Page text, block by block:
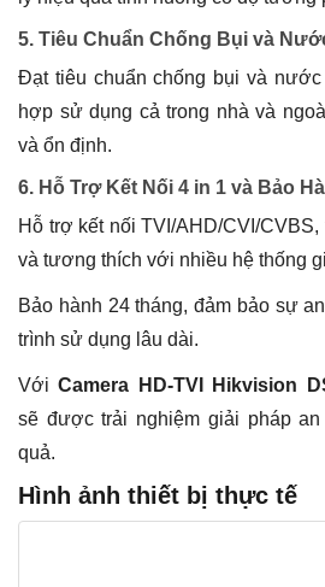
5. Tiêu Chuẩn Chống Bụi và
Đạt tiêu chuẩn chống bụi và nước
hợp sử dụng cả trong nhà và
và ổn định.
6. Hỗ Trợ Kết Nối 4 in 1 và Bảo
Hỗ trợ kết nối TVI/AHD/CVI/
và tương thích với nhiều hệ thống
Bảo hành 24 tháng, đảm bảo sự
trình sử dụng lâu dài.
VớiCamera HD-TVI Hikvision
sẽ được trải nghiệm giải pháp
quả.
Hình ảnh thiết bị thực tế